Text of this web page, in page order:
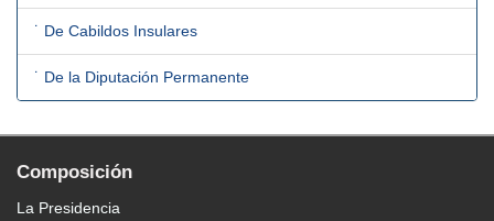
˙ De Cabildos Insulares
˙ De la Diputación Permanente
Composición
La Presidencia